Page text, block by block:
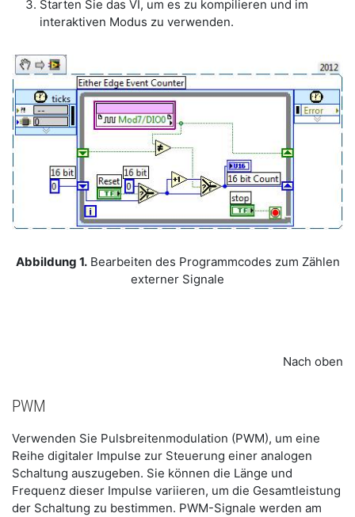
Starten Sie das VI, um es zu kompilieren und im
interaktiven Modus zu verwenden.
Abbildung 1.Bearbeiten des Programmcodes zum Zählen
externer Signale
Nach oben
PWM
Verwenden Sie Pulsbreitenmodulation (PWM), um eine
Reihe digitaler Impulse zur Steuerung einer analogen
Schaltung auszugeben. Sie können die Länge und
Frequenz dieser Impulse variieren, um die Gesamtleistung
der Schaltung zu bestimmen. PWM-Signale werden am